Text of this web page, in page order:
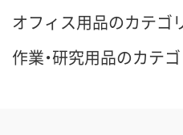
オフィス用品のカテゴ
作業・研究用品のカテ